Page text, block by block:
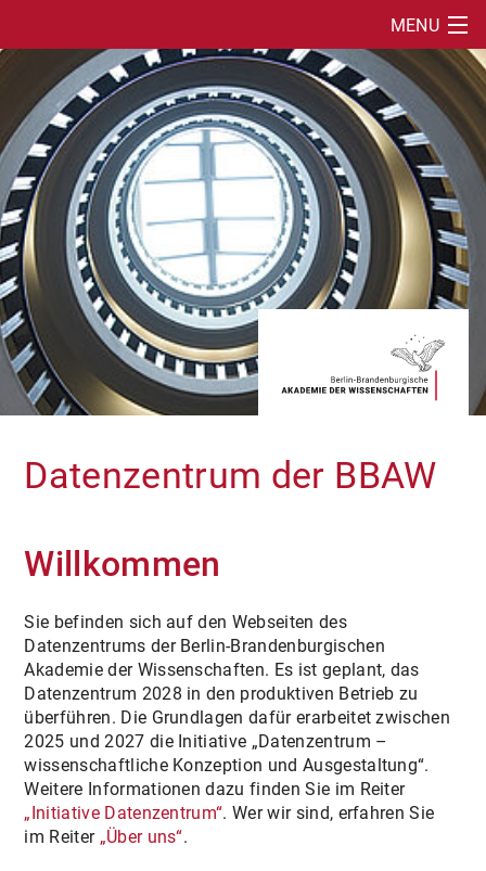
MENU
SUCHE
ÜBER UNS
INITIATIVE DATENZENTRUM
DATENREPOSITORIUM (TARDIS)
VERANSTALTUNGEN
Datenzentrum der BBAW
Willkommen
Sie befinden sich auf den Webseiten des
Datenzentrums der Berlin-Brandenburgischen
Akademie der Wissenschaften. Es ist geplant, das
Datenzentrum 2028 in den produktiven Betrieb zu
überführen. Die Grundlagen dafür erarbeitet zwischen
2025 und 2027 die Initiative „Datenzentrum –
wissenschaftliche Konzeption und Ausgestaltung“.
Weitere Informationen dazu finden Sie im Reiter
„Initiative Datenzentrum“. Wer wir sind, erfahren Sie
im Reiter „Über uns“.